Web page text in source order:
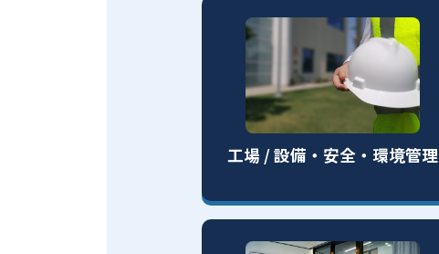
工場 / 設備・安全・環境管理